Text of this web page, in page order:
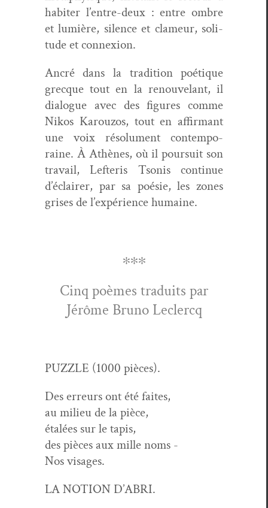
habiter l’entre-deux : entre ombre
et lumière, silence et clameur, soli­
tude et connexion.
Ancré dans la tra­di­tion poé­tique
grecque tout en la renou­ve­lant, il
dia­logue avec des fig­ures comme
Nikos Karouzos, tout en affir­mant
une voixrésol­u­ment con­tem­po­
raine. À Athènes, où il pour­suit son
tra­vail, Lef­t­eris Tso­nis con­tin­ue
d’éclairer, par sa poésie, les zones
gris­es de l’expérience humaine.
∗∗∗
Cinq poèmes traduits par
Jérôme Bruno Leclercq
PUZZLE (1000 pièces).
Des erreurs ont été faites,
au milieu de la pièce,
étalées sur le tapis,
des pièces aux mille noms -
Nos visages.
LA NOTION D’ABRI.